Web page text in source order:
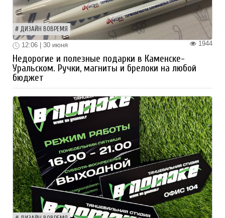
ДИЗАЙН ВОВРЕМЯ
1944
12:06 | 30 июня
Недорогие и полезные подарки в Каменске-
Уральском. Ручки, магниты и брелоки на любой
бюджет